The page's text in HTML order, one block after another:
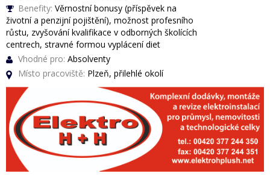
Benefity: Věrnostní bonusy (příspěvek na
životní a penzijní pojištění), možnost profesního
růstu, zvyšování kvalifikace v odborných školících
centrech, stravné formou vyplácení diet
Vhodné pro: Absolventy
Místo pracoviště: Plzeň, přilehlé okolí